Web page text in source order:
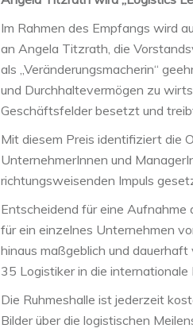
Im Rahmen des Empfangs wird
an Angela Titzrath, die
als „Veränderungsmacherin“
und Durchhaltevermögen zu
Geschäftsfelder besetzt und
Mit diesem Preis identifiziert die
UnternehmerInnen und
richtungsweisenden Impuls
Entscheidend für eine Aufnahme
für ein einzelnes Unternehmen
hinaus maßgeblich und
35 Logistiker in die internationale
Die Ruhmeshalle ist jederzeit
Bilder über die logistischen